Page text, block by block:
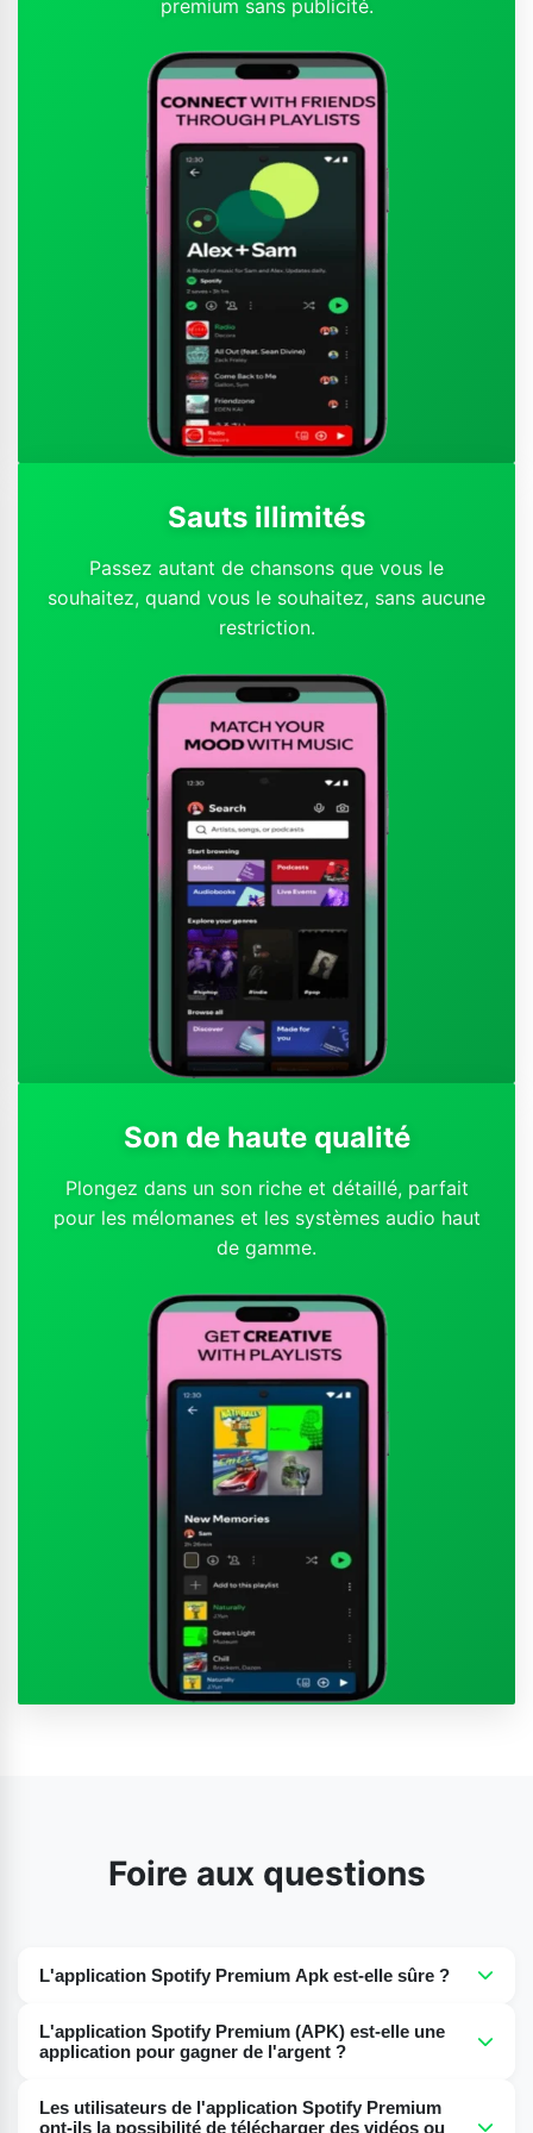
premium sans publicité.
Sauts illimités
Passez autant de chansons que vous le
souhaitez, quand vous le souhaitez, sans aucune
restriction.
Son de haute qualité
Plongez dans un son riche et détaillé, parfait
pour les mélomanes et les systèmes audio haut
de gamme.
Foire aux questions
L'application Spotify Premium Apk est-elle sûre ?
sécurisée et exempte de virus ou de logiciels
L'application Spotify Premium (APK) est-elle une
application pour gagner de l'argent ?
gratuite, vous offrant une expérience premium avec des
Les utilisateurs de l'application Spotify Premium
ont-ils la possibilité de télécharger des vidéos ou